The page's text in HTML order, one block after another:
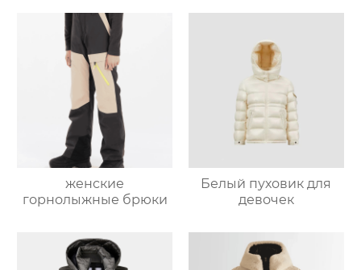
женские
горнолыжные брюки
Белый пуховик для
девочек